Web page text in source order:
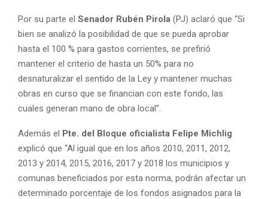
Por su parte el Senador Rubén Pirola (PJ) aclaró que “Si
bien se analizó la posibilidad de que se pueda aprobar
hasta el 100 % para gastos corrientes, se prefirió
mantener el criterio de hasta un 50% para no
desnaturalizar el sentido de la Ley y mantener muchas
obras en curso que se financian con este fondo, las
cuales generan mano de obra local”.
Además el Pte. del Bloque oficialista Felipe Michlig
explicó que “Al igual que en los años 2010, 2011, 2012,
2013 y 2014, 2015, 2016, 2017 y 2018 los municipios y
comunas beneficiados por esta norma, podrán afectar un
determinado porcentaje de los fondos asignados para la